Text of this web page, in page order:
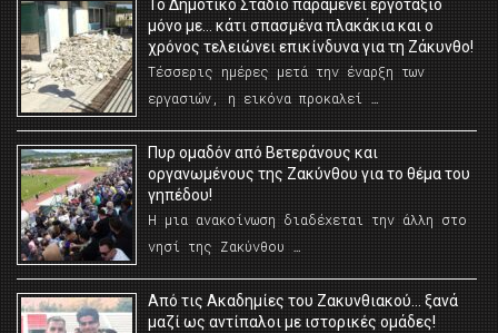
Το Δημοτικό Στάδιο παραμένει εργοτάξιο
μόνο με… κάτι σπασμένα πλακάκια και ο
χρόνος τελειώνει επικίνδυνα για τη Ζάκυνθο!
Τέσσερις ημέρες μετά την έναρξη των
εργασιών, η εικόνα προκαλεί …
Πυρ ομαδόν από Βετεράνους και
οργανωμένους της Ζακύνθου για το θέμα του
γηπέδου!
Η μια ανακοίνωση διαδέχεται την άλλη στο
νησί της Ζακύνθου …
Από τις Ακαδημίες του Ζακυνθιακού… ξανά
μαζί ως αντίπαλοι με ιστορικές ομάδες!